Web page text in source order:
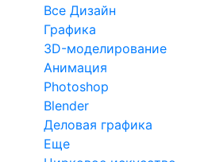
Все Дизайн
Графика
3D-моделирование
Анимация
Photoshop
Blender
Деловая графика
Еще